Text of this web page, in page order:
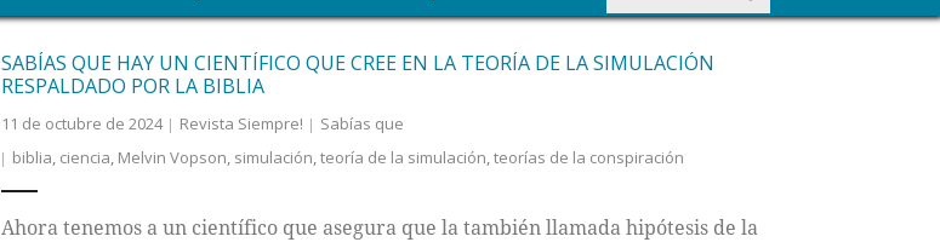
SABÍAS QUE HAY UN CIENTÍFICO QUE CREE EN LA TEORÍA DE LA SIMULACIÓN
RESPALDADO POR LA BIBLIA
11 de octubre de 2024 Revista Siempre!
Sabías que
biblia, ciencia, Melvin Vopson, simulación,teoría de la simulación,teorías de la conspiración
Ahora tenemos a un científico que asegura que la también llamada hipótesis de la